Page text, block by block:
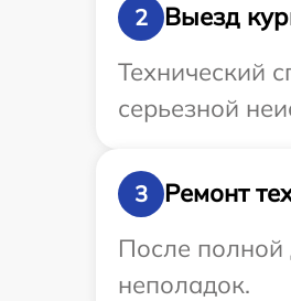
2
Выезд
Технический
серьезной
3
Ремонт
После полной
неполадок.